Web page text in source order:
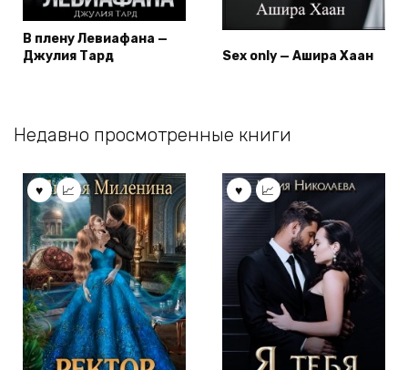
В плену Левиафана —
Джулия Тард
Sex only — Ашира Хаан
Недавно просмотренные книги